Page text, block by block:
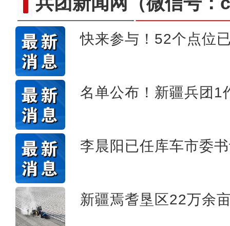
快来参与！52个点位
名单公布！新疆兵团1
李晨阳已任库车市委
新疆焉耆垦区22万余